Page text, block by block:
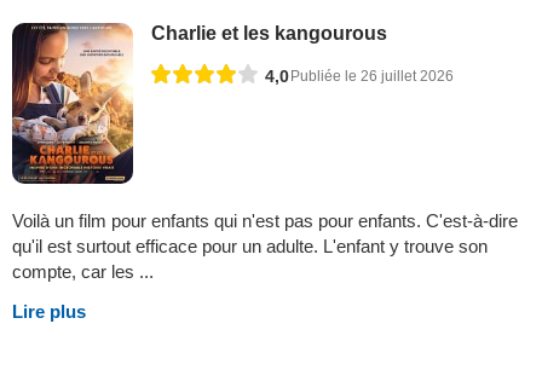
Charlie et les kangourous
4,0Publiée le 26 juillet 2026
Voilà un film pour enfants qui n'est pas pour enfants. C'est-à-dire
qu'il est surtout efficace pour un adulte. L'enfant y trouve son
compte, car les ...
Lire plus